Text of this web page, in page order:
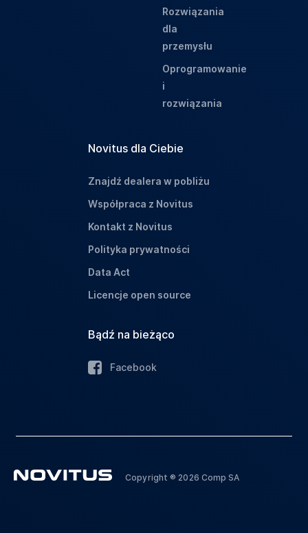
Rozwiązania
dla
przemysłu
Oprogramowanie
i
rozwiązania
Novitus dla Ciebie
Znajdź dealera w pobliżu
Współpraca z Novitus
Kontakt z Novitus
Polityka prywatności
Data Act
Licencje open source
Bądź na bieżąco
Facebook
Copyright ® 2026 Comp SA